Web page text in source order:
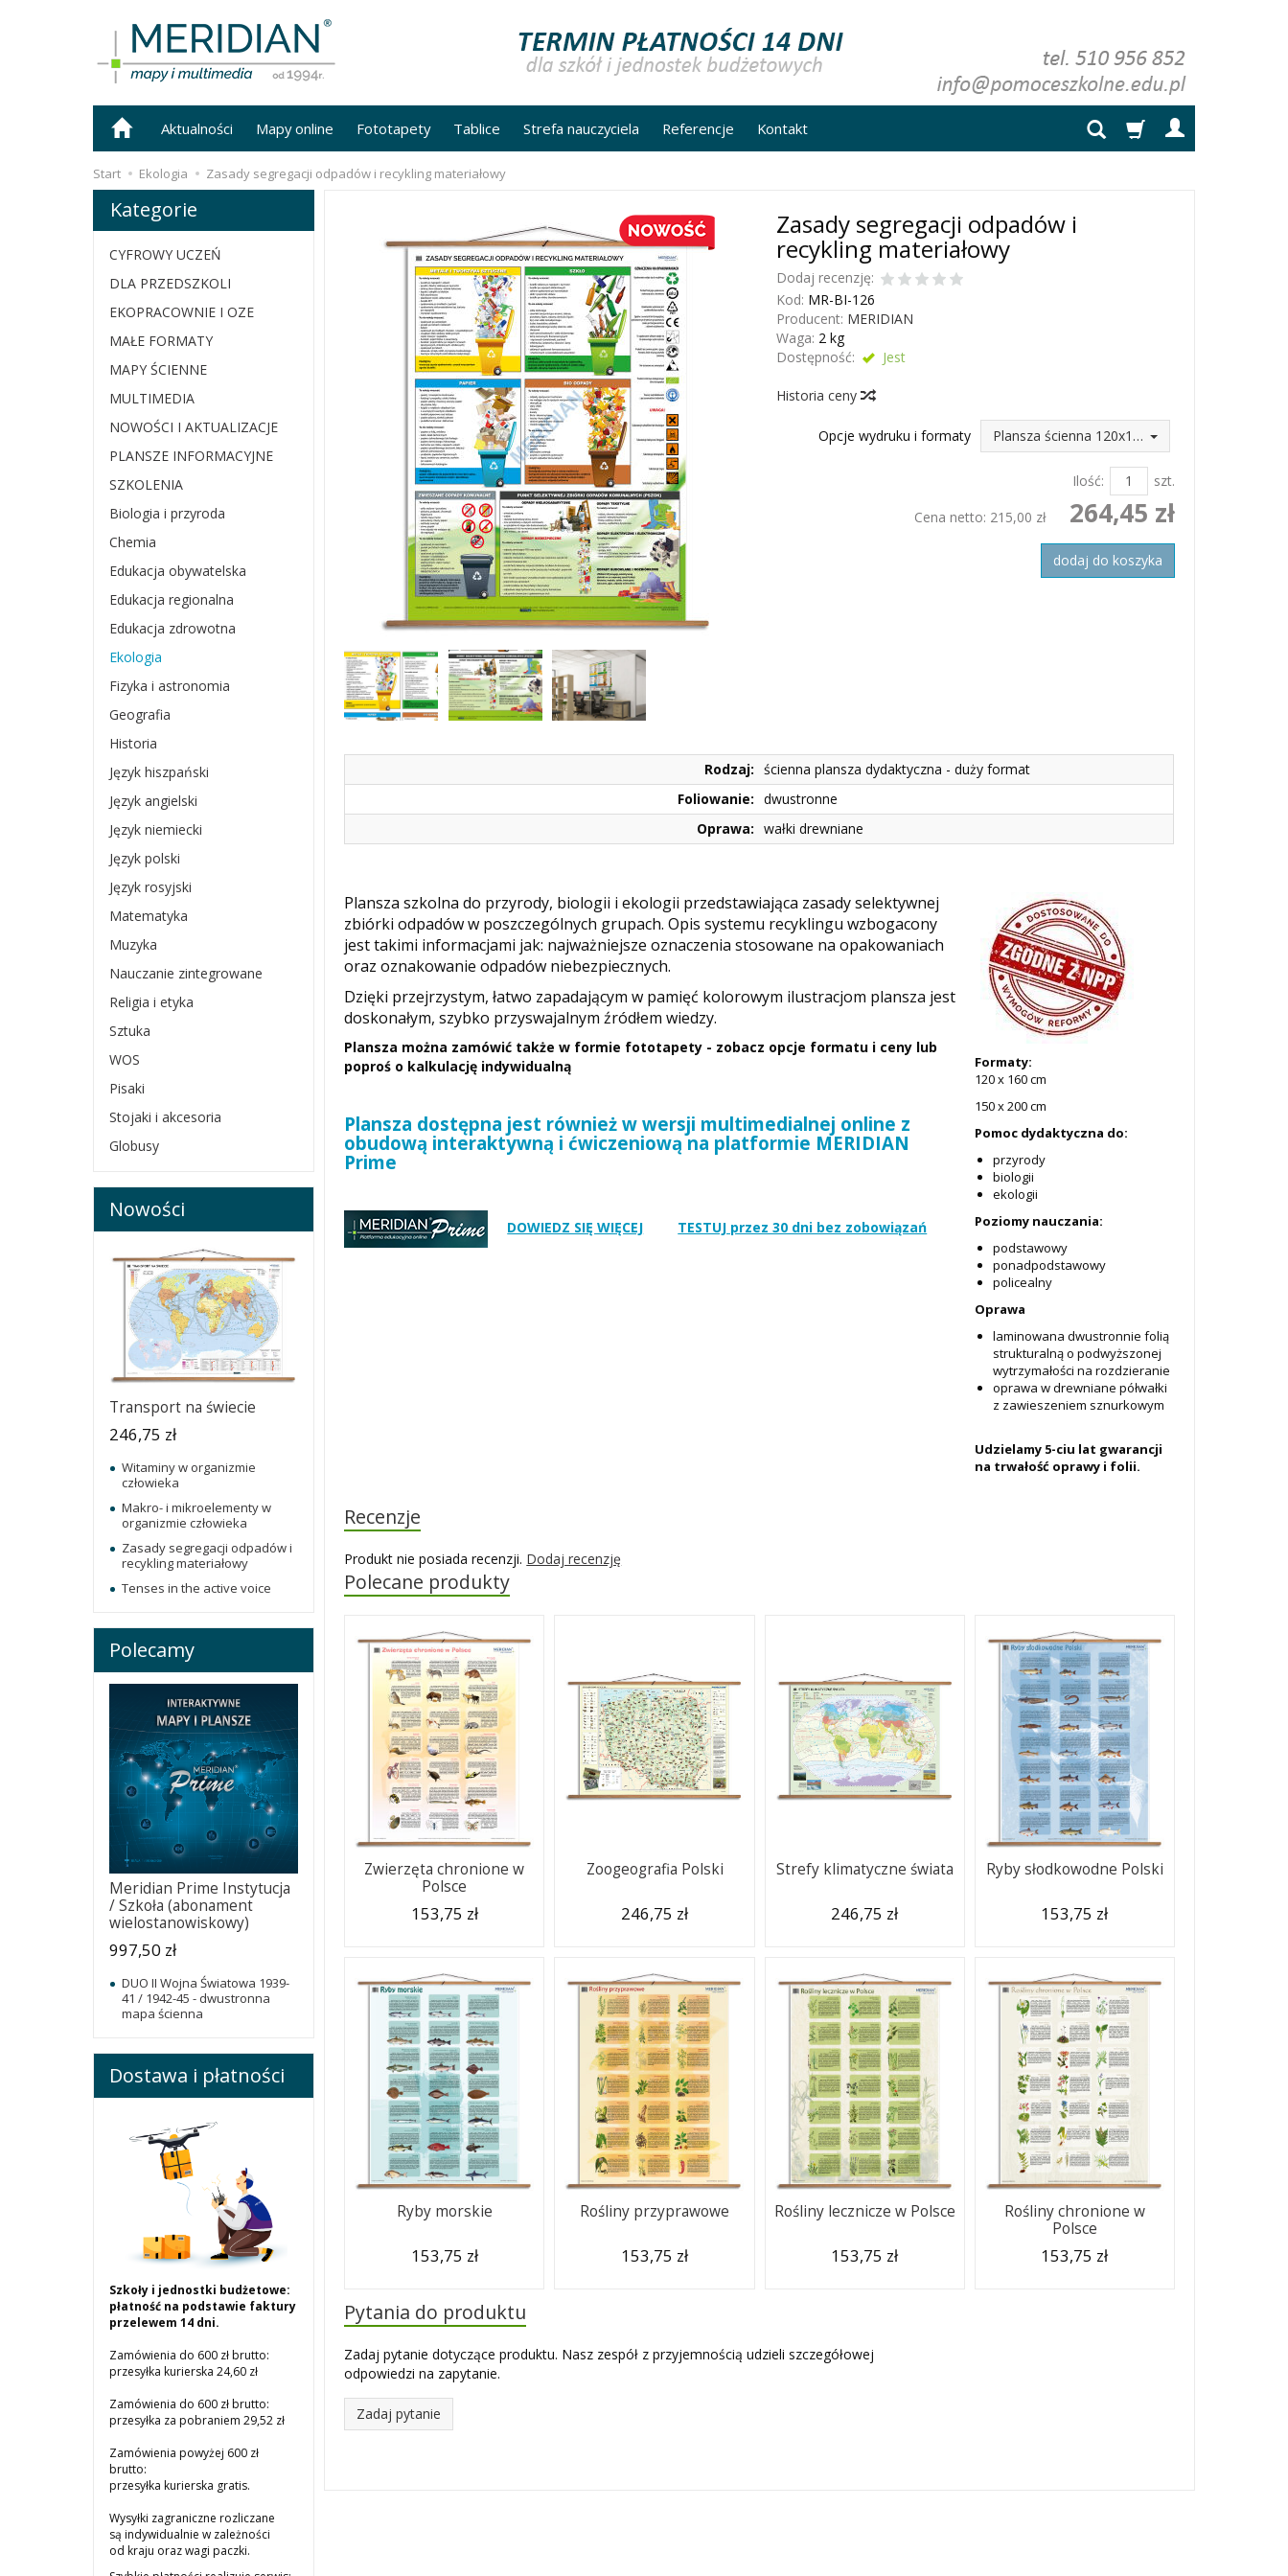
Aktualności Mapy online Fototapety Tablice Strefa nauczyciela Referencje Kontakt
Start Ekologia Zasady segregacji odpadów i recykling materiałowy
Zasady segregacji odpadów i
recykling materiałowy
Dodaj recenzję:
Kod: MR-BI-126
Producent: MERIDIAN
Waga: 2kg
Dostępność:
Jest
Historia ceny
Opcje wydruku i formaty Plansza ścienna 120x160 (264,45 zł)
Ilość:
szt.
Cena netto: 215,00 zł 264,45 zł
dodaj do koszyka
Rodzaj: ścienna plansza dydaktyczna - duży format
Foliowanie: dwustronne
Oprawa: wałki drewniane
Plansza szkolna do przyrody, biologii i ekologii przedstawiająca zasady selektywnej
zbiórki odpadów w poszczególnych grupach. Opis systemu recyklingu wzbogacony
jest takimi informacjami jak: najważniejsze oznaczenia stosowane na opakowaniach
oraz oznakowanie odpadów niebezpiecznych.
Dzięki przejrzystym, łatwo zapadającym w pamięć kolorowym ilustracjom plansza jest
doskonałym, szybko przyswajalnym źródłem wiedzy.
Plansza można zamówić także w formie fototapety - zobacz opcje formatu i ceny lub
poproś o kalkulację indywidualną
Plansza dostępna jest również w wersji multimedialnej online z
obudową interaktywną i ćwiczeniową na platformie MERIDIAN
Prime
DOWIEDZ SIĘ WIĘCEJ TESTUJ przez 30 dni bez zobowiązań
Formaty:
120 x 160 cm
150 x 200 cm
Pomoc dydaktyczna do:
przyrody
biologii
ekologii
Poziomy nauczania:
podstawowy
ponadpodstawowy
policealny
Oprawa
laminowana dwustronnie folią
strukturalną o podwyższonej
wytrzymałości na rozdzieranie
oprawa w drewniane półwałki
z zawieszeniem sznurkowym
Udzielamy 5-ciu lat gwarancji
na trwałość oprawy i folii.
Recenzje
Produkt nie posiada recenzji. Dodaj recenzję
Polecane produkty
Zwierzęta chronione w
Polsce
153,75 zł
Zoogeografia Polski
246,75 zł
Strefy klimatyczne świata
246,75 zł
Ryby słodkowodne Polski
153,75 zł
Ryby morskie
153,75 zł
Rośliny przyprawowe
153,75 zł
Rośliny lecznicze w Polsce
153,75 zł
Rośliny chronione w
Polsce
153,75 zł
Pytania do produktu
Zadaj pytanie dotyczące produktu. Nasz zespół z przyjemnością udzieli szczegółowej
odpowiedzi na zapytanie.
Zadaj pytanie
Kategorie
CYFROWY UCZEŃ
DLA PRZEDSZKOLI
EKOPRACOWNIE I OZE
MAŁE FORMATY
MAPY ŚCIENNE
MULTIMEDIA
NOWOŚCI I AKTUALIZACJE
PLANSZE INFORMACYJNE
SZKOLENIA
Biologia i przyroda
Chemia
Edukacja obywatelska
Edukacja regionalna
Edukacja zdrowotna
Ekologia
Fizyka i astronomia
Geografia
Historia
Język hiszpański
Język angielski
Język niemiecki
Język polski
Język rosyjski
Matematyka
Muzyka
Nauczanie zintegrowane
Religia i etyka
Sztuka
WOS
Pisaki
Stojaki i akcesoria
Globusy
Nowości
Transport na świecie
246,75 zł
Witaminy w organizmie
człowieka
Makro- i mikroelementy w
organizmie człowieka
Zasady segregacji odpadów i
recykling materiałowy
Tenses in the active voice
Polecamy
Meridian Prime Instytucja
/ Szkoła (abonament
wielostanowiskowy)
997,50 zł
DUO II Wojna Światowa 1939-
41 / 1942-45 - dwustronna
mapa ścienna
Dostawa i płatności
Szkoły i jednostki budżetowe:
płatność na podstawie faktury
przelewem 14 dni.
Zamówienia do 600 zł brutto:
przesyłka kurierska 24,60 zł
Zamówienia do 600 zł brutto:
przesyłka za pobraniem 29,52 zł
Zamówienia powyżej 600 zł
brutto:
przesyłka kurierska gratis.
Wysyłki zagraniczne rozliczane
są indywidualnie w zależności
od kraju oraz wagi paczki.